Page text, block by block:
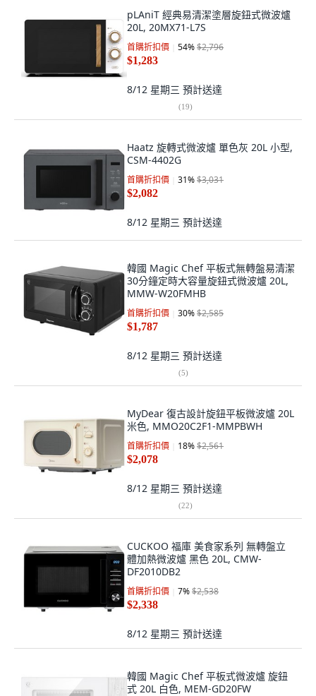
pLAniT 經典易清潔塗層旋鈕式微波爐
20L, 20MX71-L7S
首購折扣價 54%$2,796
$1,283
8/12 星期三 預計送達
(19)
Haatz 旋轉式微波爐 單色灰 20L 小型,
CSM-4402G
首購折扣價 31%$3,031
$2,082
8/12 星期三 預計送達
韓國 Magic Chef 平板式無轉盤易清潔
30分鐘定時大容量旋鈕式微波爐 20L,
MMW-W20FMHB
首購折扣價 30%$2,585
$1,787
8/12 星期三 預計送達
(5)
MyDear 復古設計旋鈕平板微波爐 20L
米色, MMO20C2F1-MMPBWH
首購折扣價 18%$2,561
$2,078
8/12 星期三 預計送達
(22)
CUCKOO 福庫 美食家系列 無轉盤立
體加熱微波爐 黑色 20L, CMW-
DF2010DB2
首購折扣價 7%$2,538
$2,338
8/12 星期三 預計送達
韓國 Magic Chef 平板式微波爐 旋鈕
式 20L 白色, MEM-GD20FW